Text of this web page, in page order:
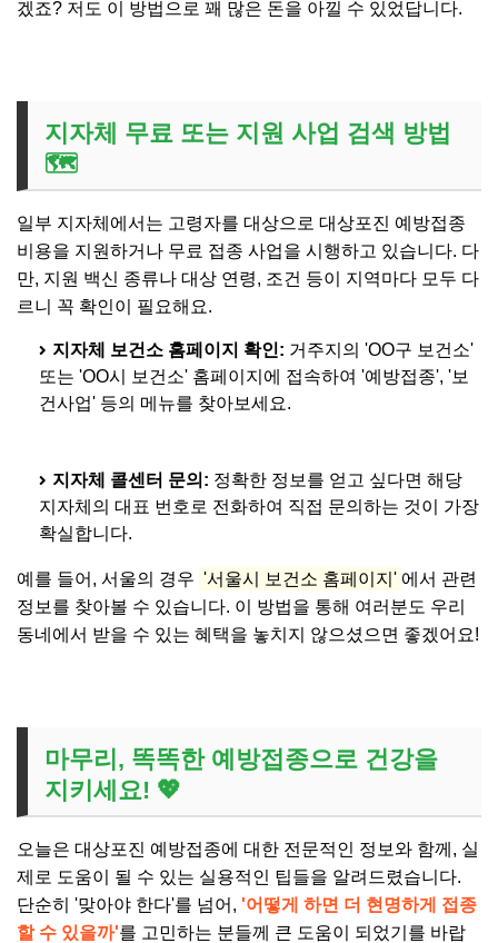
겠죠? 저도 이 방법으로 꽤 많은 돈을 아낄 수 있었답니다.
지자체 무료 또는 지원 사업 검색 방법
🗺️
일부 지자체에서는 고령자를 대상으로 대상포진 예방접종
비용을 지원하거나 무료 접종 사업을 시행하고 있습니다. 다
만, 지원 백신 종류나 대상 연령, 조건 등이 지역마다 모두 다
르니 꼭 확인이 필요해요.
지자체 보건소 홈페이지 확인: 거주지의 'OO구 보건소'
또는 'OO시 보건소' 홈페이지에 접속하여 '예방접종', '보
건사업' 등의 메뉴를 찾아보세요.
지자체 콜센터 문의: 정확한 정보를 얻고 싶다면 해당
지자체의 대표 번호로 전화하여 직접 문의하는 것이 가장
확실합니다.
예를 들어, 서울의 경우 '서울시 보건소 홈페이지' 에서 관련
정보를 찾아볼 수 있습니다. 이 방법을 통해 여러분도 우리
동네에서 받을 수 있는 혜택을 놓치지 않으셨으면 좋겠어요!
마무리, 똑똑한 예방접종으로 건강을
지키세요! 💖
오늘은 대상포진 예방접종에 대한 전문적인 정보와 함께, 실
제로 도움이 될 수 있는 실용적인 팁들을 알려드렸습니다.
단순히 '맞아야 한다'를 넘어, '어떻게 하면 더 현명하게 접종
할 수 있을까'를 고민하는 분들께 큰 도움이 되었기를 바랍